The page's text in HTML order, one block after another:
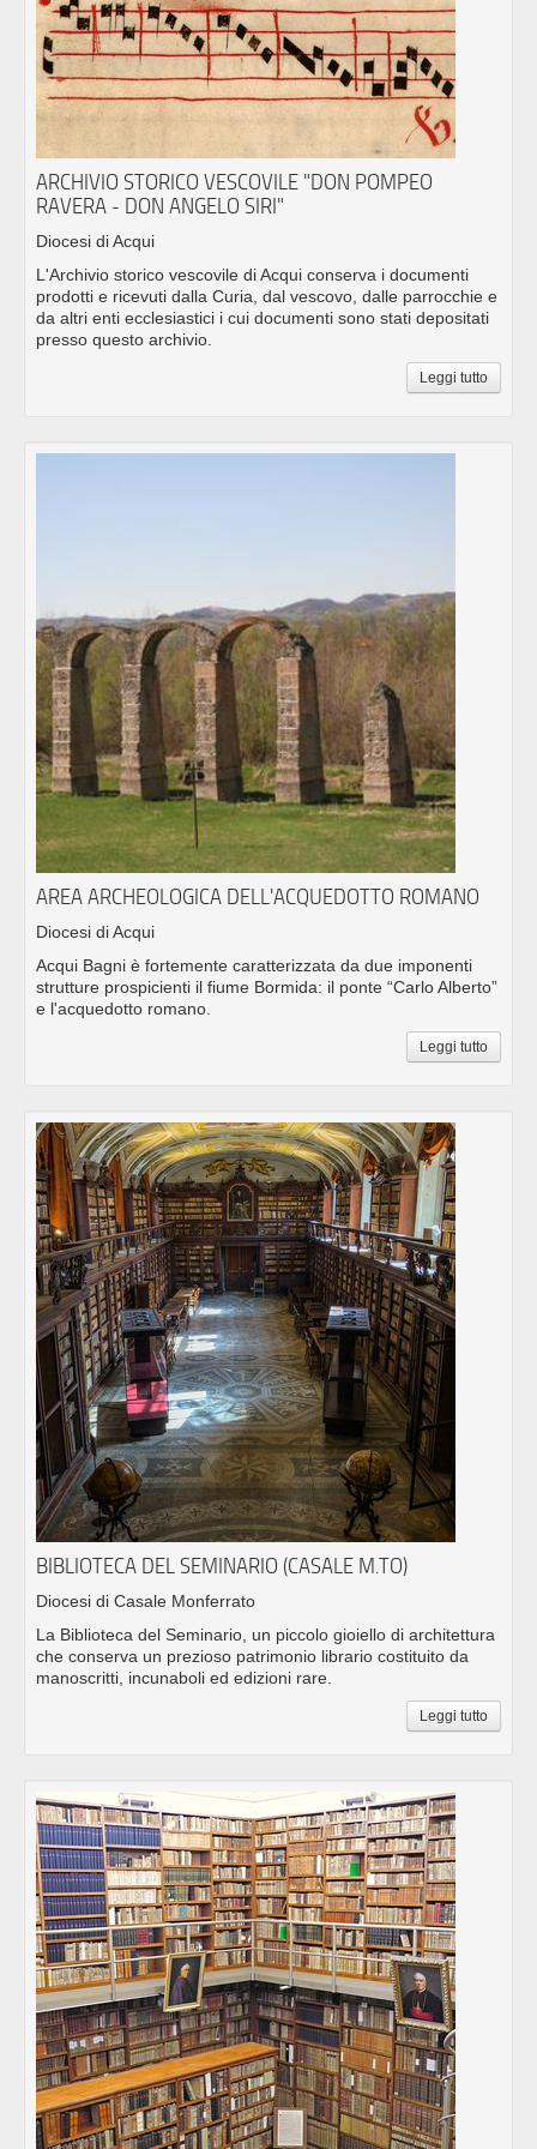
ARCHIVIO STORICO VESCOVILE "DON POMPEO
RAVERA - DON ANGELO SIRI"
Diocesi di Acqui
L'Archivio storico vescovile di Acqui conserva i documenti
prodotti e ricevuti dalla Curia, dal vescovo, dalle parrocchie e
da altri enti ecclesiastici i cui documenti sono stati depositati
presso questo archivio.
Leggi tutto
AREA ARCHEOLOGICA DELL'ACQUEDOTTO ROMANO
Diocesi di Acqui
Acqui Bagni è fortemente caratterizzata da due imponenti
strutture prospicienti il fiume Bormida: il ponte “Carlo Alberto”
e l'acquedotto romano.
Leggi tutto
BIBLIOTECA DEL SEMINARIO (CASALE M.TO)
Diocesi di Casale Monferrato
La Biblioteca del Seminario, un piccolo gioiello di architettura
che conserva un prezioso patrimonio librario costituito da
manoscritti, incunaboli ed edizioni rare.
Leggi tutto